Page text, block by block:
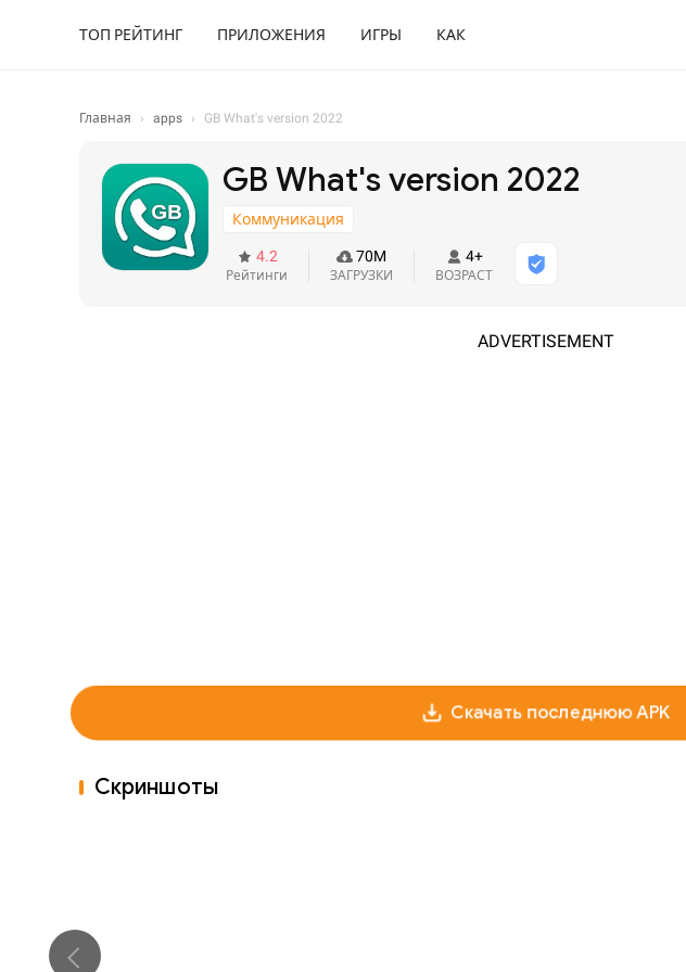
ТОП РЕЙТИНГ ПРИЛОЖЕНИЯ ИГРЫ КАК
Главная › apps › GB What's version 2022
GB What's version 2022
Коммуникация
4.2
Рейтинги
70M
ЗАГРУЗКИ
4+
ВОЗРАСТ
ADVERTISEMENT
Скачать последнюю APK
Скриншоты